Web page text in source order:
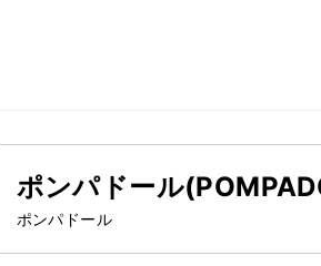
ポンパドール
ポンパドール